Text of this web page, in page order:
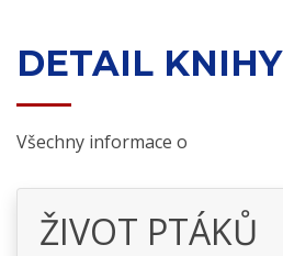
DETAIL KNIHY
Všechny informace o
ŽIVOT PTÁKŮ